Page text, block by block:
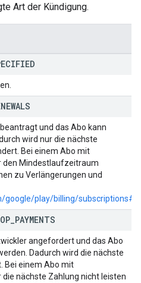
Art der Kündigung.
und das Abo kann
wird nur die nächste
Bei einem Abo mit
den Mindestlaufzeitraum
zu Verlängerungen und
google/play/billing/
PAYMENTS
angefordert und das Abo
Dadurch wird die nächste
Bei einem Abo mit
nächste Zahlung nicht leisten